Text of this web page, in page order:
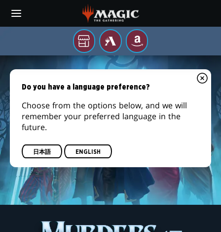
main
お
近
く
ゲ
ー
ム
て
MTG
ARENA
AMAZON
『カ
ル
ロ
フ
邸
殺
人
Do you have a language preference?
Choose from the options below, and we will
remember your preferred language in the
future.
日本語 ENGLISH